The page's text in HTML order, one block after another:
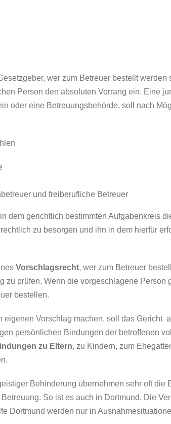
wer zum Betreuer bestellt werden
Person den absoluten Vorrang ein. Eine
oder eine Betreuungsbehörde, soll nach
und freiberufliche Betreuer
dem gerichtlich bestimmten Aufgabenkreis
zu besorgen und ihn in dem hierfür
Vorschlagsrecht, wer zum Betreuer
zu prüfen. Wenn die vorgeschlagene Person
bestellen.
eigenen Vorschlag machen, soll das Gericht
persönlichen Bindungen der betroffenen
zu Eltern, zu Kindern, zum
Behinderung übernehmen sehr oft die
So ist es auch in Dortmund. Die
Dortmund werden nur in